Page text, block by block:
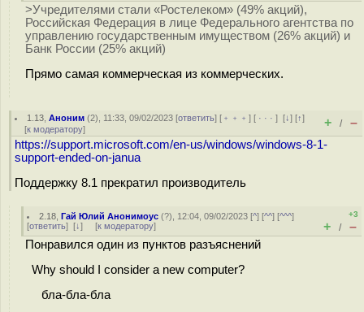
>Учредителями стали «Ростелеком» (49% акций),
Российская Федерация в лице Федерального агентства по
управлению государственным имуществом (26% акций) и
Банк России (25% акций)
Прямо самая коммерческая из коммерческих.
1.13 ,Аноним (2), 11:33, 09/02/2023 [ответить] [ ﹢﹢﹢] [ · · ·][↓] [↑]
[к модератору] + / –
https://support.microsoft.com/en-us/windows/windows-8-1-
support-ended-on-janua
Поддержку 8.1 прекратил производитель
2.18 ,Гай Юлий Анонимоус (?), 12:04, 09/02/2023 [^] [^^] [^^^]
[ответить] [↓] [к модератору]
+3
+ / –
Понравился один из пунктов разъяснений
Why should I consider a new computer?
бла-бла-бла